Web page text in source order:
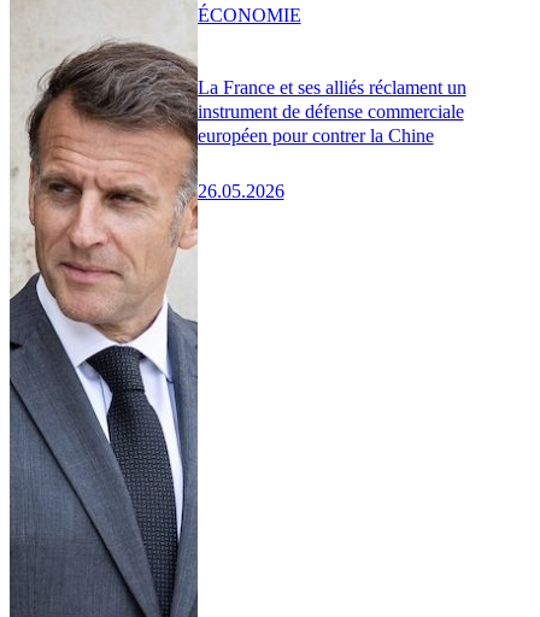
La France et ses alliés réclament un
instrument de défense commerciale
européen pour contrer la Chine
26.05.2026
ÉCONOMIE